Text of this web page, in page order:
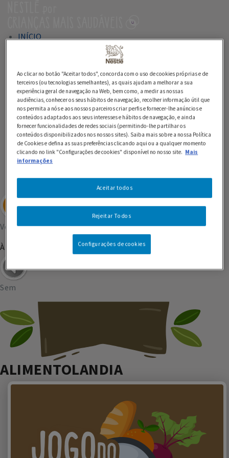
conteúdo
INÍCIO
Fruta aos Pares
Letras Baralhadas
Fruta da Época
Salada de Fruta
À RODA DA MESA
Roda dos Alimentos
Voltar
À Roda da Mesa | Jogo do Intruso
Sem
ALIMENTOLANDIA
Ao clicar no botão "Aceitar todos", concorda com o uso de cookies próprias e de
terceiros (ou tecnologias semelhantes), as quais ajudam a melhorar a sua
experiência geral de navegação na Web, bem como, a medir as nossas
audiências, conhecer os seus hábitos de navegação, recolher informação útil que
nos permita a nós e aos nossos parceiros criar perfis e fornecer-lhe anúncios e
conteúdos adaptados aos seus interesses e hábitos de navegação, e ainda
fornecer funcionalidades de redes sociais (permitindo-lhe partilhar os
conteúdos disponibilizados nos nossos sites). Saiba mais sobre a nossa Política
de Cookies e defina as suas preferências clicando aqui ou a qualquer momento
clicando no link "Configurações de cookies" disponível no nosso site. Mais
informações
Rejeitar Todos
Aceitar todos
Configurações de cookies